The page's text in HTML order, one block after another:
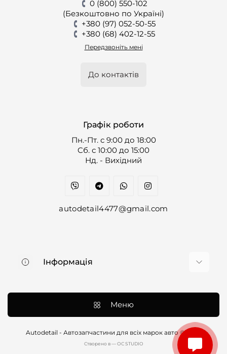
0 (800) 550-102
(Безкоштовно по Україні)
+380 (97) 052-50-55
+380 (68) 402-12-55
Передзвоніть мені
До контактів
Графік роботи
Пн.-Пт. с 9:00 до 18:00
Cб. с 10:00 до 15:00
Нд. - Вихідний
autodetail4477@gmail.com
Інформація
Контакти
Договір оферти
Меню
Autodetail - Автозапчастини для всіх марок авто © 2026
Cтворено в — OC STUDIO